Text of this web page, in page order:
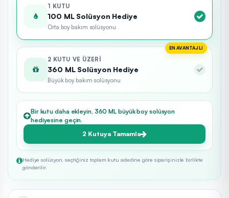
1 KUTU
100 ML Solüsyon Hediye
Orta boy bakım solüsyonu
EN AVANTAJLI
2 KUTU VE ÜZERI
360 ML Solüsyon Hediye
Büyük boy bakım solüsyonu
Bir kutu daha ekleyin, 360 ML büyük boy solüsyon
hediyesine geçin.
2 Kutuya Tamamla
Hediye solüsyon, seçtiğiniz toplam kutu adedine göre siparişinizle birlikte
gönderilir.